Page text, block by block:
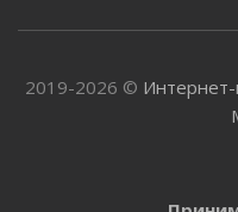
2019-2026 ©